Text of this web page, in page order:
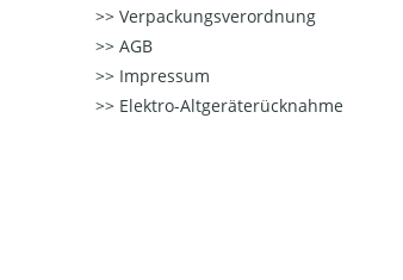
Verpackungsverordnung
AGB
Impressum
Elektro-Altgeräterücknahme